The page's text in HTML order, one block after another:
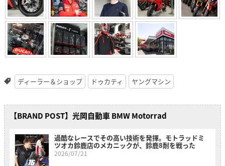
ディーラー＆ショップ ドゥカティ ヤングマシン
【BRAND POST】光岡自動車 BMW Motorrad
過酷なレースでその高い技術を発揮。モトラッドミ
ツオカ鈴鹿店のメカニックが、鈴鹿8耐を戦った
2026/07/21